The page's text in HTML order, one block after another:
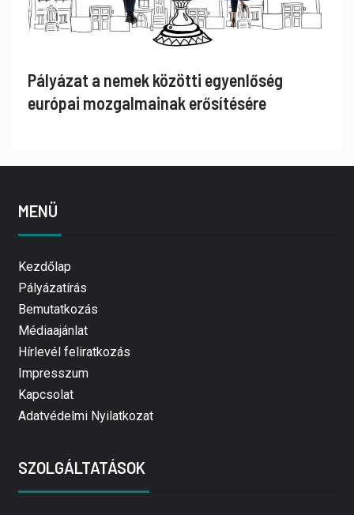
Pályázat a nemek közötti egyenlőség
európai mozgalmainak erősítésére
MENÜ
Kezdőlap
Pályázatírás
Bemutatkozás
Médiaajánlat
Hírlevél feliratkozás
Impresszum
Kapcsolat
Adatvédelmi Nyilatkozat
SZOLGÁLTATÁSOK